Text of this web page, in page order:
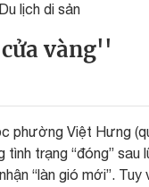
Du lịch di sản
vàng''
phường Việt Hưng
trạng “đóng” sau
“làn gió mới”.